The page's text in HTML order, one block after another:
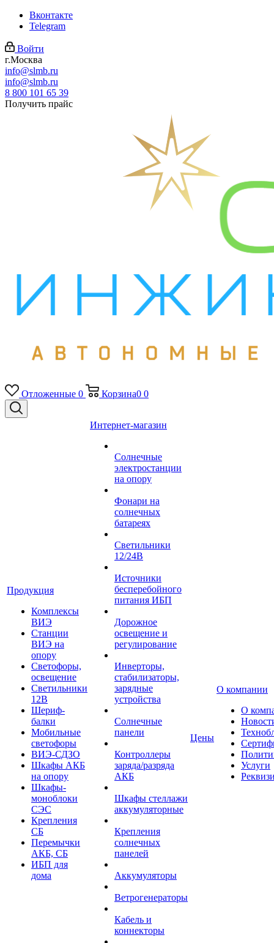
Вконтакте
Telegram
Войти
г.Москва
info@slmb.ru
info@slmb.ru
8 800 101 65 39
Получить прайс
Отложенные 0 Корзина0 0
Продукция
Комплексы
ВИЭ
Станции
ВИЭ на
опору
Светофоры,
освещение
Светильники
12В
Шериф-
балки
Мобильные
светофоры
ВИЭ-СДЗО
Шкафы АКБ
на опору
Шкафы-
моноблоки
СЭС
Крепления
СБ
Перемычки
АКБ, СБ
ИБП для
дома
Интернет-магазин
Солнечные
электростанции
на опору
Фонари на
солнечных
батареях
Светильники
12/24В
Источники
бесперебойного
питания ИБП
Дорожное
освещение и
регулирование
Инверторы,
стабилизаторы,
зарядные
устройства
Солнечные
панели
Контроллеры
заряда/разряда
АКБ
Шкафы стеллажи
аккумуляторные
Крепления
солнечных
панелей
Аккумуляторы
Ветрогенераторы
Кабель и
коннекторы
Цены
О компании
О
Услуги